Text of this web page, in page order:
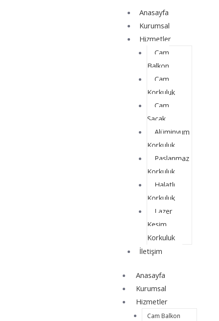
Anasayfa
Kurumsal
Hizmetler
Cam
Balkon
Cam
Korkuluk
Cam
Saçak
Alüminyum
Korkuluk
Paslanmaz
Korkuluk
Halatlı
Korkuluk
Lazer
Kesim
Korkuluk
İletişim
Anasayfa
Kurumsal
Hizmetler
Cam Balkon